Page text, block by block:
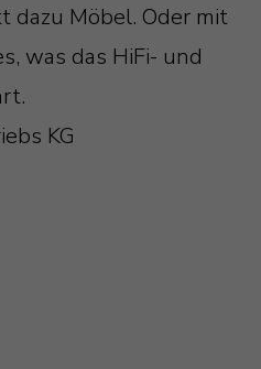
dazu Möbel. Oder mit
was das HiFi- und
KG